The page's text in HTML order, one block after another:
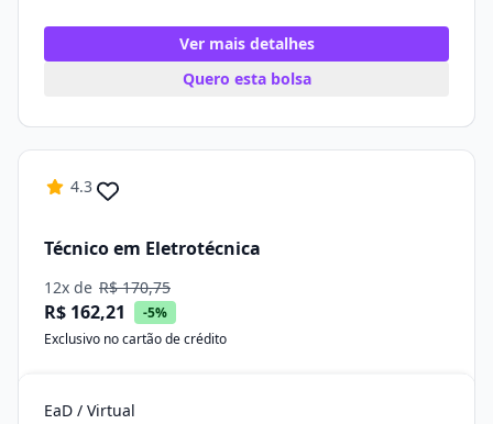
Ver mais detalhes
Quero esta bolsa
4.3
Técnico em Eletrotécnica
12x de R$ 170,75
R$ 162,21
-5%
Exclusivo no cartão de crédito
EaD / Virtual